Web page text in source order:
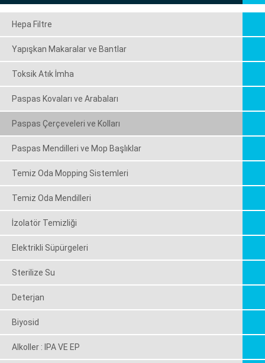
Hepa Filtre
Yapışkan Makaralar ve Bantlar
Toksik Atık İmha
Paspas Kovaları ve Arabaları
Paspas Çerçeveleri ve Kolları
Paspas Mendilleri ve Mop Başlıklar
Temiz Oda Mopping Sistemleri
Temiz Oda Mendilleri
İzolatör Temizliği
Elektrikli Süpürgeleri
Sterilize Su
Deterjan
Biyosid
Alkoller : IPA VE EP